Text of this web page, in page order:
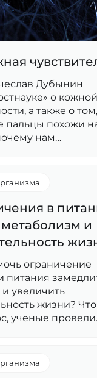
Дубынин
о кожной
а также о
пальцы похожи
нам…
в
и
ограничение
питания
увеличить
жизни?
ученые